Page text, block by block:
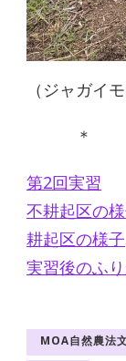
（ジャガイ
＊
第2回実習
不耕起区の
耕起区の様子
実習後のふ
MOA自然農法